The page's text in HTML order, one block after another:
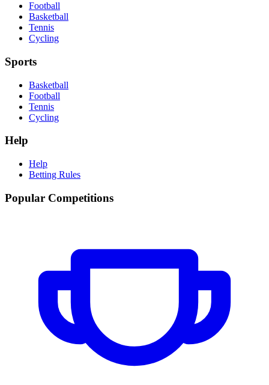
Football
Basketball
Tennis
Cycling
Sports
Basketball
Football
Tennis
Cycling
Help
Help
Betting Rules
Popular Competitions